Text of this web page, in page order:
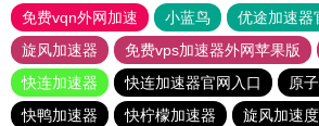
免费vqn外网加速
小蓝鸟 优途加速器
旋风加速器
免费vps加速器外网苹果版
快连加速器
快连加速器官网入口
原
快鸭加速器
快柠檬加速器 旋风加速